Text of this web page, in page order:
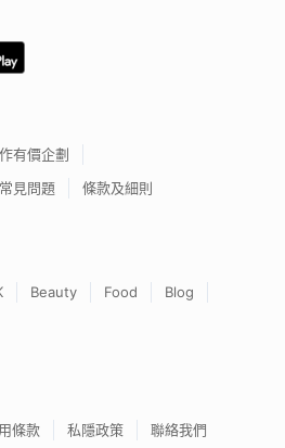
有價企劃
常見問題 條款及細則
Beauty Food
Blog
條款 私隱政策 聯絡我們